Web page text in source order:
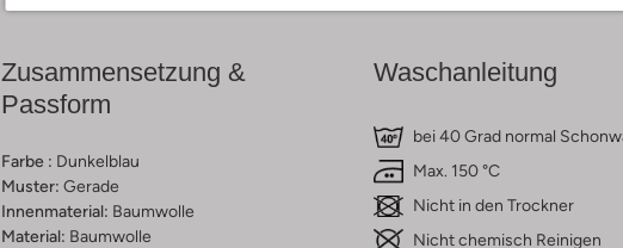
Zusammensetzung &
Passform
Farbe : Dunkelblau
Muster: Gerade
Innenmaterial: Baumwolle
Material: Baumwolle
Waschanleitung
bei 40 Grad normal
Max. 150 °C
Nicht in den Trockner
Nicht chemisch Reinigen